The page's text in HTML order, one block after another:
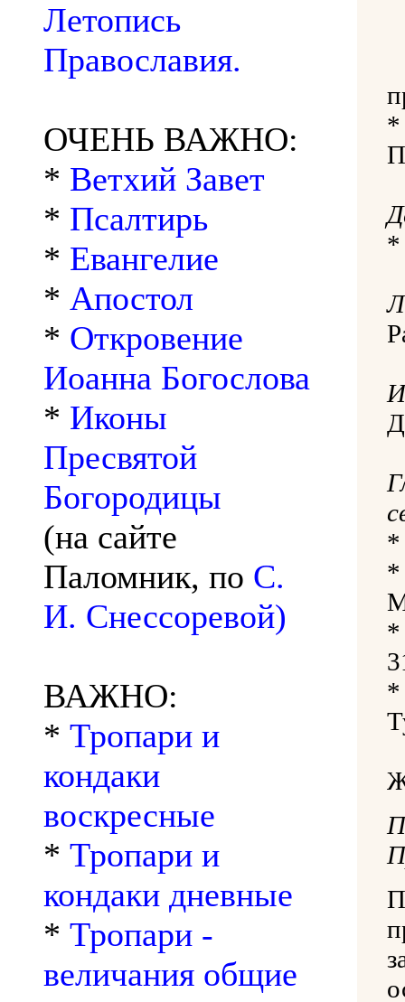
Летопись
Православия.
ОЧЕНЬ ВАЖНО:
* Ветхий Завет
* Псалтирь
* Евангелие
* Апостол
* Откровение
Иоанна Богослова
* Иконы
Пресвятой
Богородицы
(на сайте
Паломник, по С.
И. Снессоревой)
ВАЖНО:
* Тропари и
кондаки
воскресные
* Тропари и
кондаки дневные
* Тропари -
величания общие
*
*
*
*
*